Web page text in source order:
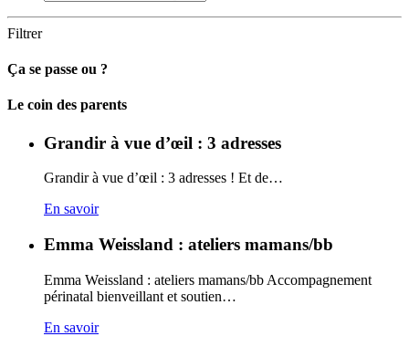
Filtrer
Ça se passe ou ?
Carto
Le coin des parents
Grandir à vue d’œil : 3 adresses
Grandir à vue d’œil : 3 adresses ! Et de…
En savoir
Emma Weissland : ateliers mamans/bb
Emma Weissland : ateliers mamans/bb Accompagnement
périnatal bienveillant et soutien…
En savoir